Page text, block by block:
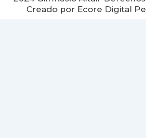
Creado por Ecore Digital